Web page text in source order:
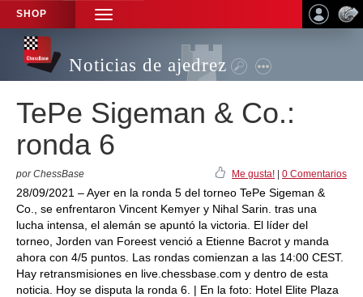
SHOP
TOGGLE
NAVIGATION
Noticias de ajedrez
TePe Sigeman & Co.:
ronda 6
por ChessBase Me gusta! 0 Comentarios
28/09/2021 – Ayer en la ronda 5 del torneo TePe Sigeman &
Co., se enfrentaron Vincent Kemyer y Nihal Sarin. tras una
lucha intensa, el alemán se apuntó la victoria. El líder del
torneo, Jorden van Foreest venció a Etienne Bacrot y manda
ahora con 4/5 puntos. Las rondas comienzan a las 14:00 CEST.
Hay retransmisiones en live.chessbase.com y dentro de esta
noticia. Hoy se disputa la ronda 6. | En la foto: Hotel Elite Plaza